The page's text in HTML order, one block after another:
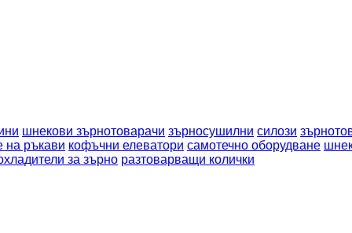
шнекови зърнотоварачи зърносушилни силози
на ръкави кофъчни елеватори самотечно оборудване
за зърно разтоварващи колички